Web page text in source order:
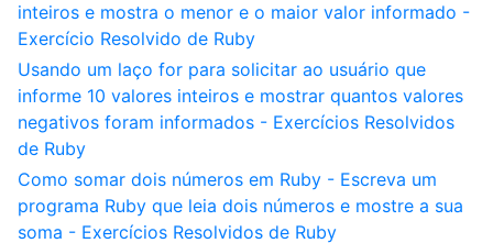
inteiros e mostra o menor e o maior valor informado -
Exercício Resolvido de Ruby
Usando um laço for para solicitar ao usuário que
informe 10 valores inteiros e mostrar quantos valores
negativos foram informados - Exercícios Resolvidos
de Ruby
Como somar dois números em Ruby - Escreva um
programa Ruby que leia dois números e mostre a sua
soma - Exercícios Resolvidos de Ruby